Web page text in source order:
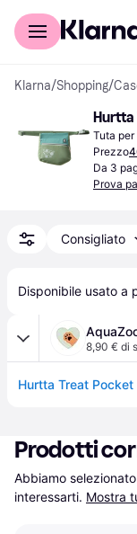
Per il tuo shopping
Klarna/Shopping/
Hurtta
Tuta per
Prezzo
Da 3
Prova
Consigliato
Disponibile usato a
8,90 € di
Prodotti
Abbiamo
interessarti. Mostra